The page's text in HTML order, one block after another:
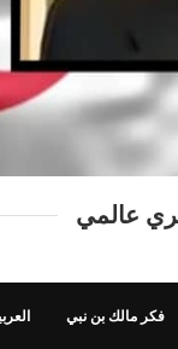
عالمي
فكر مالك بن نبي